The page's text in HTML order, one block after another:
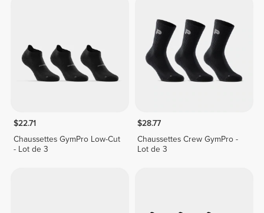
$22.71
Chaussettes GymPro Low-Cut
- Lot de 3
$28.77
Chaussettes Crew GymPro -
Lot de 3